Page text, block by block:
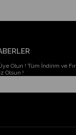
Olun ! Tüm İndirim ve
Olsun !